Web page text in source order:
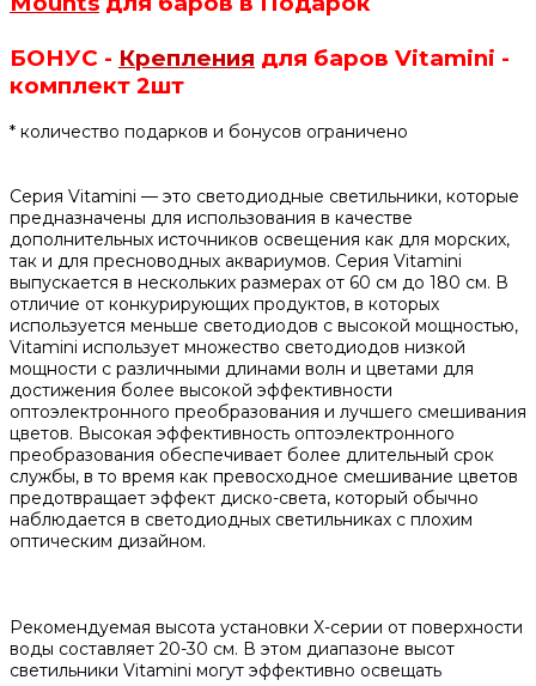
БОНУС - Крепления для баров Vitamini -
комплект 2шт
* количество подарков и бонусов ограничено
Серия Vitamini — это светодиодные светильники, которые
предназначены для использования в качестве
дополнительных источников освещения как для морских,
так и для пресноводных аквариумов. Серия Vitamini
выпускается в нескольких размерах от 60 см до 180 см. В
отличие от конкурирующих продуктов, в которых
используется меньше светодиодов с высокой мощностью,
Vitamini использует множество светодиодов низкой
мощности с различными длинами волн и цветами для
достижения более высокой эффективности
оптоэлектронного преобразования и лучшего смешивания
цветов. Высокая эффективность оптоэлектронного
преобразования обеспечивает более длительный срок
службы, в то время как превосходное смешивание цветов
предотвращает эффект диско-света, который обычно
наблюдается в светодиодных светильниках с плохим
оптическим дизайном.
Рекомендуемая высота установки X-серии от поверхности
воды составляет 20-30 см. В этом диапазоне высот
светильники Vitamini могут эффективно освещать